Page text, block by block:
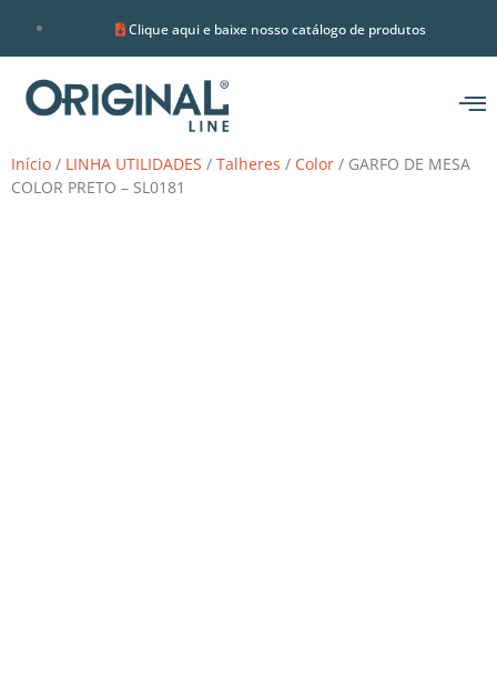
Clique aqui e baixe nosso catálogo de produtos
Início / LINHA UTILIDADES / Talheres / Color / GARFO DE MESA
COLOR PRETO – SL0181